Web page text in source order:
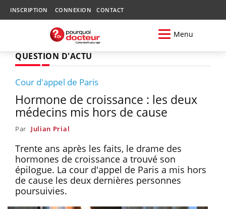
INSCRIPTION CONNEXION CONTACT
Menu
QUESTION D'ACTU
Cour d'appel de Paris
Hormone de croissance : les deux
médecins mis hors de cause
Par Julian Prial
Trente ans après les faits, le drame des
hormones de croissance a trouvé son
épilogue. La cour d'appel de Paris a mis hors
de cause les deux dernières personnes
poursuivies.